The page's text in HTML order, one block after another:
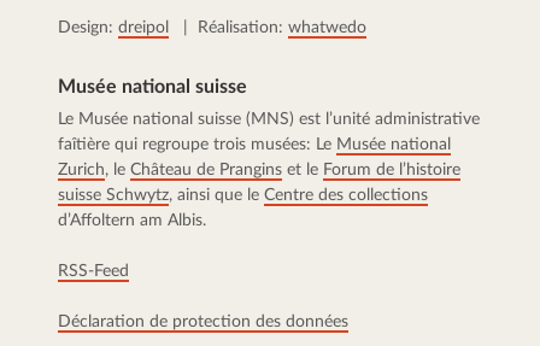
Design: dreipol | Réalisation: whatwedo
Musée national suisse
Le Musée national suisse (MNS) est l’unité administrative
faîtière qui regroupe trois musées: Le Musée national
Zurich, le Château de Prangins et le Forum de l’histoire
suisse Schwytz, ainsi que le Centre des collections
d’Affoltern am Albis.
RSS-Feed
Déclaration de protection des données